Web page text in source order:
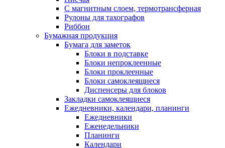
С магнитным слоем, термотрансферная
Рулоны для тахографов
Риббон
Бумажная продукция
Бумага для заметок
Блоки в подставке
Блоки непроклеенные
Блоки проклеенные
Блоки самоклеящиеся
Диспенсеры для блоков
Закладки самоклеящиеся
Ежедневники, календари, планинги
Ежедневники
Еженедельники
Планинги
Календари